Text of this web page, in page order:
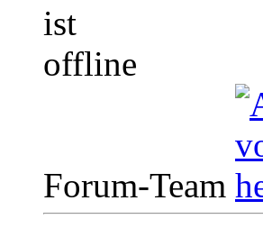
Forum-Team